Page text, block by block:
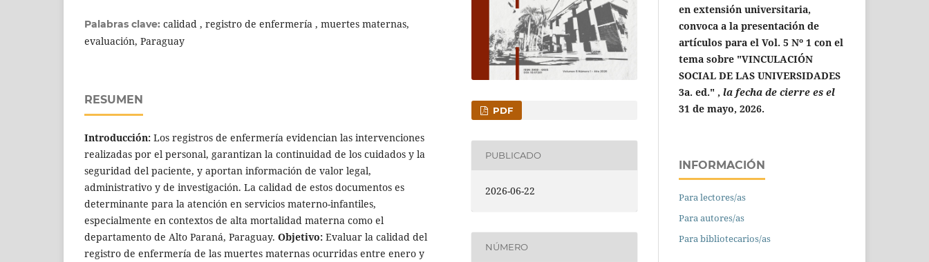
Palabras clave: calidad , registro de enfermería , muertes maternas,
evaluación, Paraguay
RESUMEN
Introducción: Los registros de enfermería evidencian las intervenciones
realizadas por el personal, garantizan la continuidad de los cuidados y la
seguridad del paciente, y aportan información de valor legal,
administrativo y de investigación. La calidad de estos documentos es
determinante para la atención en servicios materno-infantiles,
especialmente en contextos de alta mortalidad materna como el
departamento de Alto Paraná, Paraguay. Objetivo: Evaluar la calidad del
registro de enfermería de las muertes maternas ocurridas entre enero y
PDF
PUBLICADO
2026-06-22
NÚMERO
en extensión universitaria,
convoca a la presentación de
artículos para el Vol. 5 Nº 1 con el
tema sobre "VINCULACIÓN
SOCIAL DE LAS UNIVERSIDADES
3a. ed." , la fecha de cierre es el
31 de mayo, 2026.
INFORMACIÓN
Para lectores/as
Para autores/as
Para bibliotecarios/as